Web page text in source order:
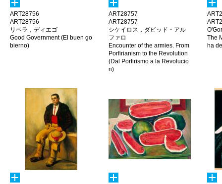
ART28756
ART28756
リベラ，ディエゴ
Good Government (El buen go
bierno)
ART28757
ART28757
シケイロス，ダビッド・アル
ファロ
Encounter of the armies. From
Porfirianism to the Revolution
(Dal Porfirismo a la Revolucio
n)
The
ha